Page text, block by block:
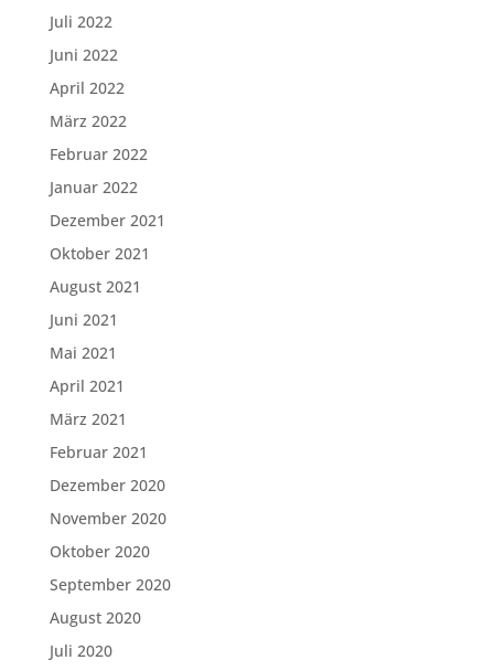
Juli 2022
Juni 2022
April 2022
März 2022
Februar 2022
Januar 2022
Dezember 2021
Oktober 2021
August 2021
Juni 2021
Mai 2021
April 2021
März 2021
Februar 2021
Dezember 2020
November 2020
Oktober 2020
September 2020
August 2020
Juli 2020